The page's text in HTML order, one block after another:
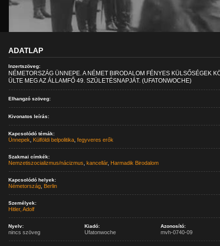
ADATLAP
Inzertszöveg:
NÉMETORSZÁG ÜNNEPE. A NÉMET BIRODALOM FÉNYES KÜLSŐSÉGEK
ÜLTE MEG AZ ÁLLAMFŐ 49. SZÜLETÉSNAPJÁT. (UFATONWOCHE)
Elhangzó szöveg:
Kivonatos leírás:
Kapcsolódó témák:
Ünnepek Külföldi belpolitika ,fegyveres erők
Szakmai címkék:
Nemzetiszocializmus/nácizmus ,kancellár, Harmadik Birodalom
Kapcsolódó helyek:
Németország Berlin
Személyek:
Hitler, Adolf
Nyelv:
nincs szöveg
Kiadó:
Ufatonwoche
Azonosító:
mvh-0740-09